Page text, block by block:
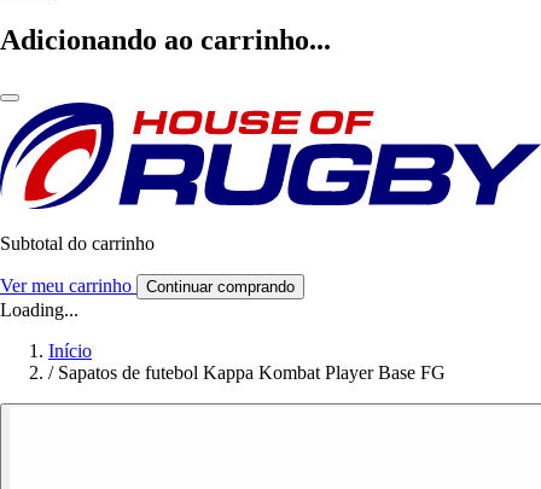
Adicionando ao carrinho...
Subtotal do carrinho
Ver meu carrinho Continuar comprando
Loading...
Início
/ Sapatos de futebol Kappa Kombat Player Base FG